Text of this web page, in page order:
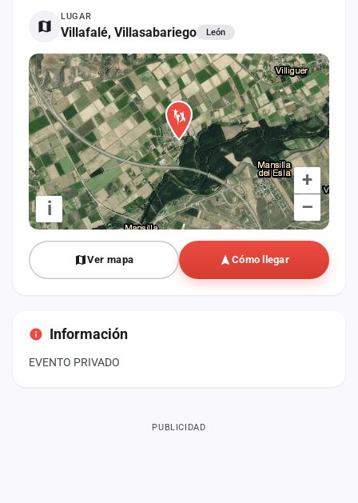
LUGAR
Villafalé, Villasabariego León
+
–
i
Ver mapa Cómo llegar
Información
EVENTO PRIVADO
PUBLICIDAD